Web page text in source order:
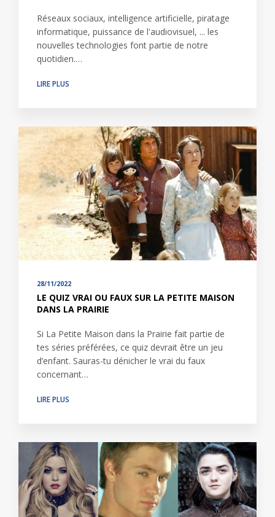
Réseaux sociaux, intelligence artificielle, piratage
informatique, puissance de l'audiovisuel, ... les
nouvelles technologies font partie de notre
quotidien.…
LIRE PLUS
28/11/2022
LE QUIZ VRAI OU FAUX SUR LA PETITE MAISON
DANS LA PRAIRIE
Si La Petite Maison dans la Prairie fait partie de
tes séries préférées, ce quiz devrait être un jeu
d’enfant. Sauras-tu dénicher le vrai du faux
concernant…
LIRE PLUS